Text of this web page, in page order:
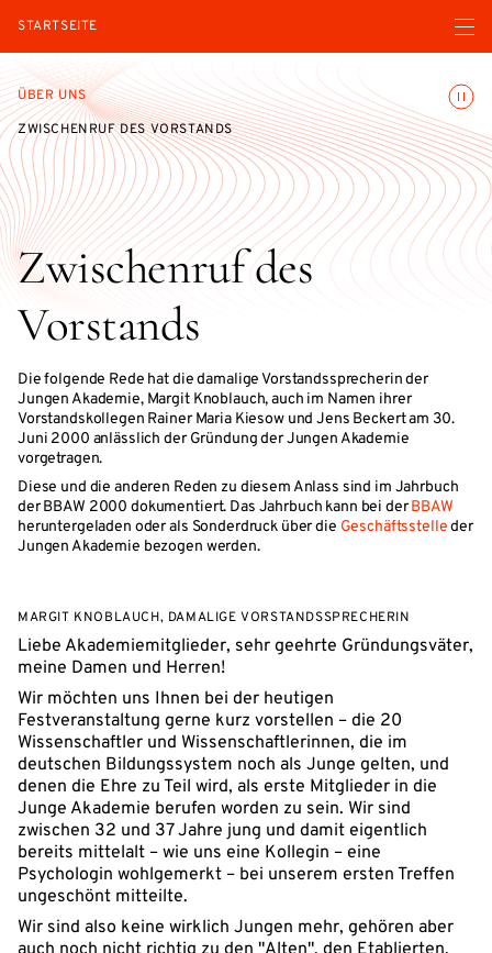
STARTSEITE Menü
ÜBER UNS
ZWISCHENRUF DES VORSTANDS
Zwischenruf des
Vorstands
Die folgende Rede hat die damalige Vorstandssprecherin der
Jungen Akademie, Margit Knoblauch, auch im Namen ihrer
Vorstandskollegen Rainer Maria Kiesow und Jens Beckert am 30.
Juni 2000 anlässlich der Gründung der Jungen Akademie
vorgetragen.
Diese und die anderen Reden zu diesem Anlass sind im Jahrbuch
der BBAW 2000 dokumentiert. Das Jahrbuch kann bei derBBAW
heruntergeladen oder als Sonderdruck über die Geschäftsstelleder
Jungen Akademie bezogen werden.
MARGIT KNOBLAUCH, DAMALIGE VORSTANDSSPRECHERIN
Liebe Akademiemitglieder, sehr geehrte Gründungsväter,
meine Damen und Herren!
Wir möchten uns Ihnen bei der heutigen
Festveranstaltung gerne kurz vorstellen – die 20
Wissenschaftler und Wissenschaftlerinnen, die im
deutschen Bildungssystem noch als Junge gelten, und
denen die Ehre zu Teil wird, als erste Mitglieder in die
Junge Akademie berufen worden zu sein. Wir sind
zwischen 32 und 37 Jahre jung und damit eigentlich
bereits mittelalt – wie uns eine Kollegin – eine
Psychologin wohlgemerkt – bei unserem ersten Treffen
ungeschönt mitteilte.
Wir sind also keine wirklich Jungen mehr, gehören aber